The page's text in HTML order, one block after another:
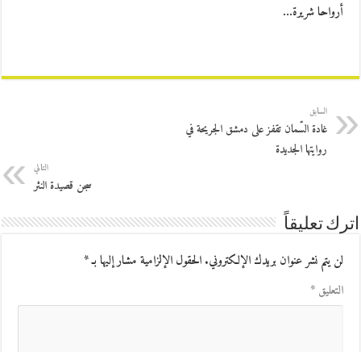
أرواحا شريرة…
السابق
غادة السّمان تقفز على دمشق الجريحة في
روايتها الجديدة
التالي
سجن قصيدة النثر
اترك تعليقاً
لن يتم نشر عنوان بريدك الإلكتروني.الحقول الإلزامية مشار إليها بـ*
التعليق*